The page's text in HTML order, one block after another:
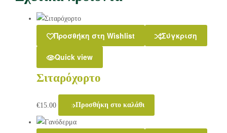
Προσθήκη στη Wishlist Σύγκριση
Quick view
Σιταρόχορτο
€15.00 Προσθήκη στο καλάθι